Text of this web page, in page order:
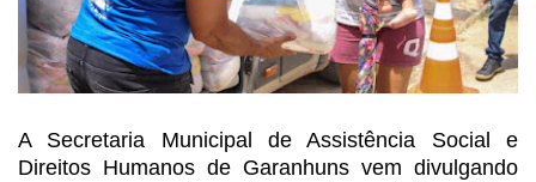
A Secretaria Municipal de Assistência Social e
Direitos Humanos de Garanhuns vem divulgando